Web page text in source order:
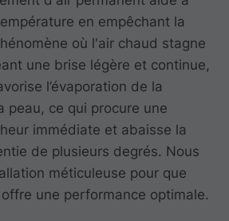
en empêchant la
où l'air chaud stagne
une brise légère et continue,
l’évaporation de la
peau, ce qui procure une
immédiate et abaisse la
de plusieurs degrés. Nous
méticuleuse pour que
une performance optimale.